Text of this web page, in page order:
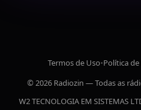
Termos de Uso•Política
© 2026 Radiozin — Todas as
W2 TECNOLOGIA EM SISTEMAS